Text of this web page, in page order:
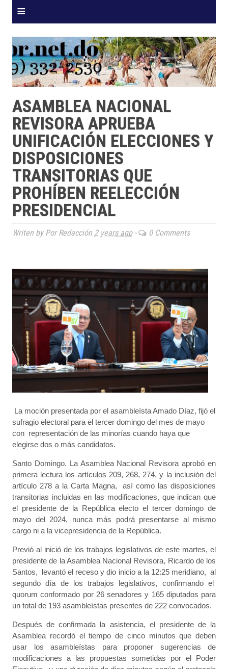
≡
ASAMBLEA NACIONAL
REVISORA APRUEBA
UNIFICACIÓN ELECCIONES Y
DISPOSICIONES
TRANSITORIAS QUE
PROHÍBEN REELECCIÓN
PRESIDENCIAL
Writen by Por Redacción 2 years ago- 0 Comments
La moción presentada por el asambleísta Amado Díaz, fijó el
sufragio electoral para el tercer domingo del mes de mayo
con representación de las minorías cuando haya que
elegirse dos o más candidatos.
Santo Domingo. La Asamblea Nacional Revisora aprobó en
primera lectura los artículos 209, 268, 274, y la inclusión del
artículo 278 a la Carta Magna, así como las disposiciones
transitorias incluidas en las modificaciones, que indican que
el presidente de la República electo el tercer domingo de
mayo del 2024, nunca más podrá presentarse al mismo
cargo ni a la vicepresidencia de la República.
Previó al inició de los trabajos legislativos de este martes, el
presidente de la Asamblea Nacional Revisora, Ricardo de los
Santos, levantó el receso y dio inicio a la 12:25 meridiano, al
segundo día de los trabajos legislativos, confirmando el
quorum conformado por 26 senadores y 165 diputados para
un total de 193 asambleístas presentes de 222 convocados.
Después de confirmada la asistencia, el presidente de la
Asamblea recordó el tiempo de cinco minutos que deben
usar los asambleístas para proponer sugerencias de
modificaciones a las propuestas sometidas por el Poder